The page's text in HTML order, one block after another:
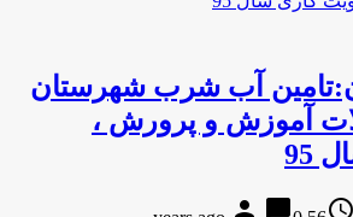
آب شرب شهرستان
آموزش و پرورش ،
95
access_time
person chat_bubble